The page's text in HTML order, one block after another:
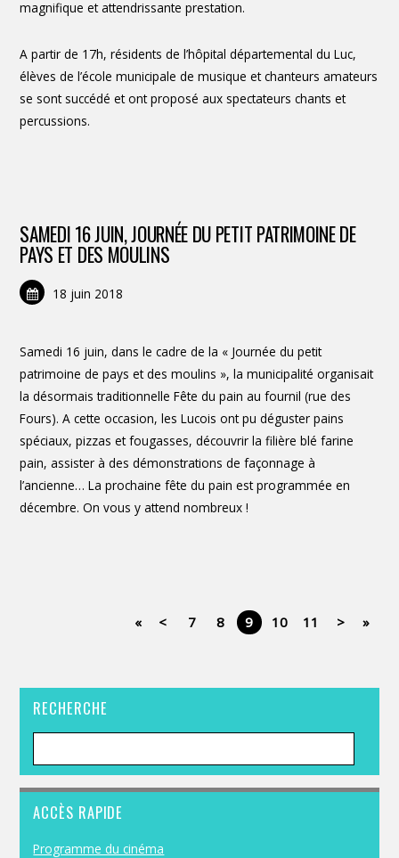
magnifique et attendrissante prestation.
A partir de 17h, résidents de l’hôpital départemental du Luc,
élèves de l’école municipale de musique et chanteurs amateurs
se sont succédé et ont proposé aux spectateurs chants et
percussions.
SAMEDI 16 JUIN, JOURNÉE DU PETIT PATRIMOINE DE
PAYS ET DES MOULINS
18 juin 2018
Samedi 16 juin, dans le cadre de la « Journée du petit
patrimoine de pays et des moulins », la municipalité organisait
la désormais traditionnelle Fête du pain au fournil (rue des
Fours). A cette occasion, les Lucois ont pu déguster pains
spéciaux, pizzas et fougasses, découvrir la filière blé farine
pain, assister à des démonstrations de façonnage à
l’ancienne… La prochaine fête du pain est programmée en
décembre. On vous y attend nombreux !
« < 7 8 9 10 11 > »
RECHERCHE
ACCÈS RAPIDE
Programme du cinéma